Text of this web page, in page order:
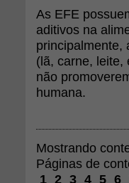
As EFE
aditivos na
principalmente,
(lã, carne, leite,
não
humana.
Mostrando
Páginas de
1 2 3 4 5 6